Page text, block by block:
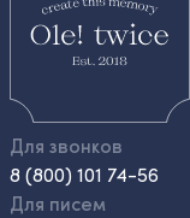
Для звонков
8 (800) 101 74-56
Для писем